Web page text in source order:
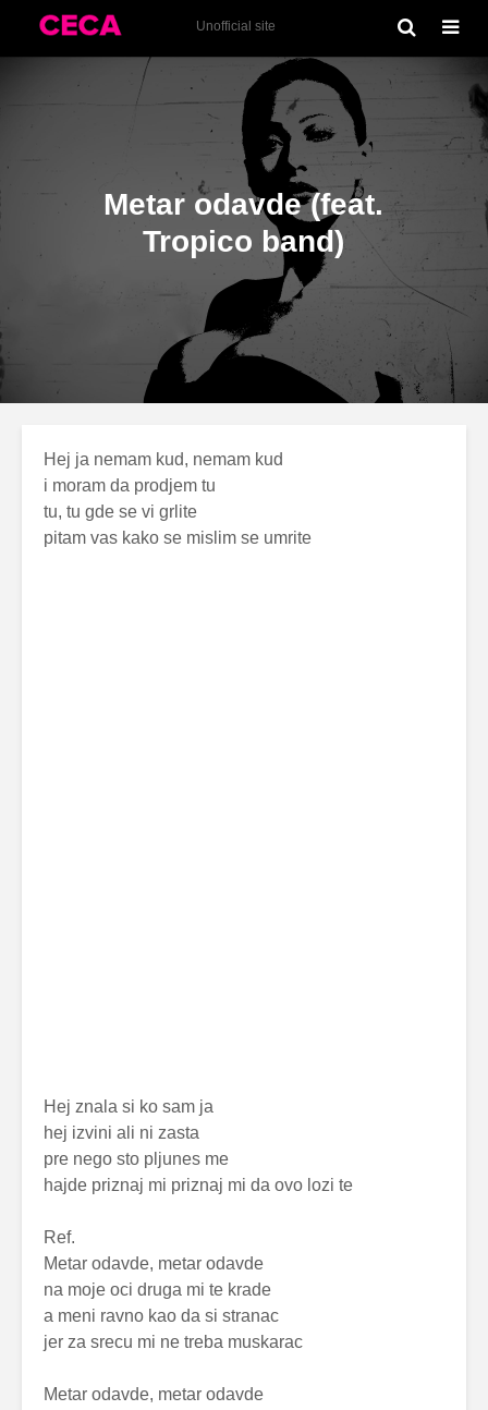
Unofficial site
Autogram (2016)
Metar odavde (feat.
Tropico band)
Hej ja nemam kud, nemam kud
i moram da prodjem tu
tu, tu gde se vi grlite
pitam vas kako se mislim se umrite
Hej znala si ko sam ja
hej izvini ali ni zasta
pre nego sto pljunes me
hajde priznaj mi priznaj mi da ovo lozi te
Ref.
Metar odavde, metar odavde
na moje oci druga mi te krade
a meni ravno kao da si stranac
jer za srecu mi ne treba muskarac
Metar odavde, metar odavde